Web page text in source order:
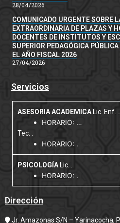
28/04/2026
COMUNICADO URGENTE SOBRE
EXTRAORDINARIA DE PLAZAS Y
DOCENTES DE INSTITUTOS Y
SUPERIOR PEDAGÓGICA
EL AÑO FISCAL 2026
27/04/2026
Servicios
ASESORIA ACADEMICA Lic. Enf. …
HORARIO: …
Tec. .
HORARIO: .
PSICOLOGÍA Lic. .
HORARIO: .
Dirección
Jr. Amazonas S/N – Yarinacocha,